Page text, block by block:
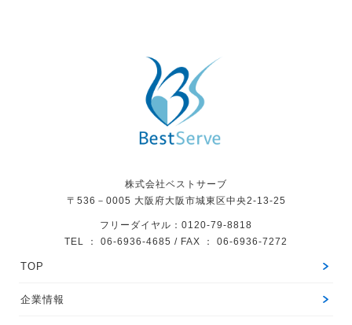
株式会社ベストサーブ
〒536－0005 大阪府大阪市城東区中央2-13-25
フリーダイヤル：0120-79-8818
TEL ： 06-6936-4685 / FAX ： 06-6936-7272
TOP
企業情報